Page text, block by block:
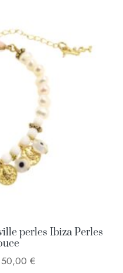
perles Ibiza Perles
50,00 €